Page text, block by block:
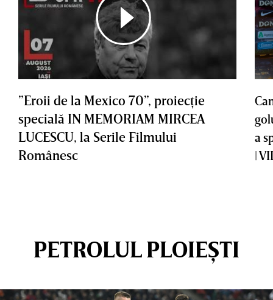
”Eroii de la Mexico 70”, proiecţie
specială IN MEMORIAM MIRCEA
LUCESCU, la Serile Filmului
Românesc
a
|
PETROLUL PLOIEȘTI